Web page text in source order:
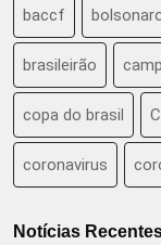
baccf
brasileirão
copa do brasil
coronavirus
Notícias